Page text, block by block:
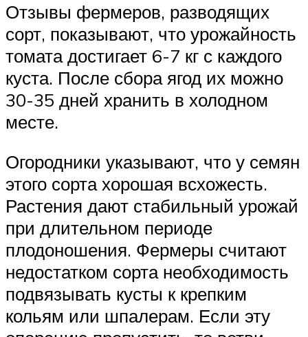
Отзывы фермеров, разводящих
сорт, показывают, что урожайность
томата достигает 6-7 кг с каждого
куста. После сбора ягод их можно
30-35 дней хранить в холодном
месте.
Огородники указывают, что у семян
этого сорта хорошая всхожесть.
Растения дают стабильный урожай
при длительном периоде
плодоношения. Фермеры считают
недостатком сорта необходимость
подвязывать кусты к крепким
кольям или шпалерам. Если эту